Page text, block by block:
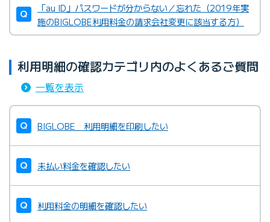
「au ID」パスワードが分からない／忘れた（2019年実
施のBIGLOBE利用料金の請求会社変更に該当する方）
利用明細の確認カテゴリ内のよくあるご質問
一覧を表示
BIGLOBE 利用明細を印刷したい
未払い料金を確認したい
利用料金の明細を確認したい